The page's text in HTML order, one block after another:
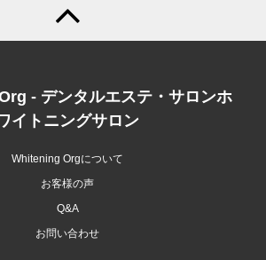
Whitening Orgについて
お客様の声
Q&A
お問い合わせ